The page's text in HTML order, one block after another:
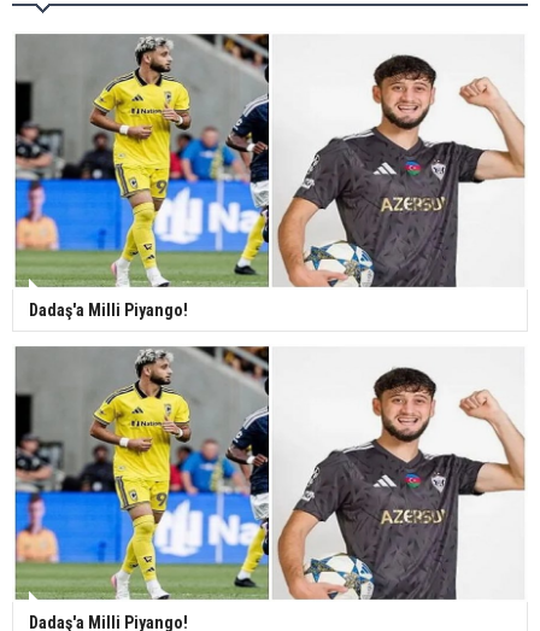
Dadaş'a Milli Piyango!
Dadaş'a Milli Piyango!